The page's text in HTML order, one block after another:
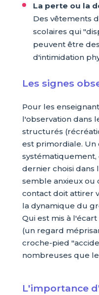
La perte ou la
Des vêtements
scolaires qui
peuvent être
d'intimidation
Les signes
Pour les
l'observation dans
structurés
est primordiale. Un
dernier choisi dans
semble anxieux ou
contact doit attirer
la dynamique du
Qui est mis à
(un regard
croche-pied
nombreuses que
L'importance